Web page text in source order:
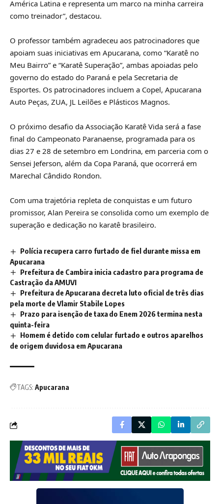
América Latina e representa um marco na minha carreira
como treinador”, destacou.
O professor também agradeceu aos patrocinadores que
apoiam suas iniciativas em Apucarana, como “Karatê no
Meu Bairro” e “Karatê Superação”, ambas apoiadas pelo
governo do estado do Paraná e pela Secretaria de
Esportes. Os patrocinadores incluem a Copel, Apucarana
Auto Peças, ZUA, JL Leilões e Plásticos Magnos.
O próximo desafio da Associação Karatê Vida será a fase
final do Campeonato Paranaense, programada para os
dias 27 e 28 de setembro em Londrina, em parceria com o
Sensei Jeferson, além da Copa Paraná, que ocorrerá em
Marechal Cândido Rondon.
Com uma trajetória repleta de conquistas e um futuro
promissor, Alan Pereira se consolida como um exemplo de
superação e dedicação no karatê brasileiro.
Polícia recupera carro furtado de fiel durante missa em
Apucarana
Prefeitura de Cambira inicia cadastro para programa de
Castração da AMUVI
Prefeitura de Apucarana decreta luto oficial de três dias
pela morte de Vlamir Stabile Lopes
Prazo para isenção de taxa do Enem 2026 termina nesta
quinta-feira
Homem é detido com celular furtado e outros aparelhos
de origem duvidosa em Apucarana
TAGS: Apucarana